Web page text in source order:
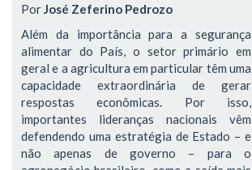
PorJosé Zeferino Pedrozo
Além da importância para a segurança
alimentar do País, o setor primário em
geral e a agricultura em particular têm uma
capacidade extraordinária de gerar
respostas econômicas. Por isso,
importantes lideranças nacionais vêm
defendendo uma estratégia de Estado – e
não apenas de governo – para o